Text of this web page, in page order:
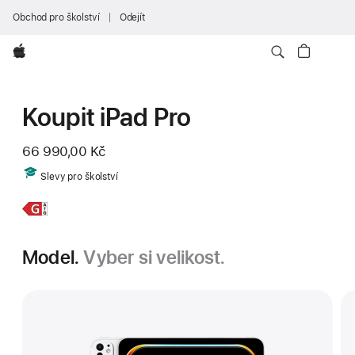
Obchod pro školství Odejít
Apple
Koupit iPad Pro
66 990,00 Kč
Includes
Slevy pro školství
Více,
Model. Vyber si velikost.